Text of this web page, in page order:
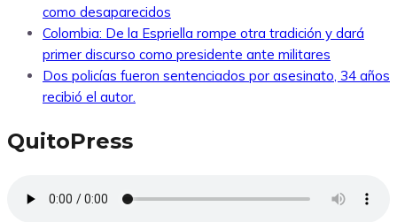
como desaparecidos
Colombia: De la Espriella rompe otra tradición y dará
primer discurso como presidente ante militares
Dos policías fueron sentenciados por asesinato, 34 años
recibió el autor.
QuitoPress